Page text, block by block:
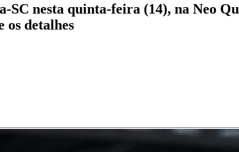
SC nesta quinta-feira (14), na Neo
os detalhes